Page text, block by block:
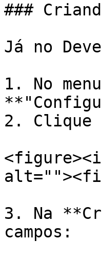
###
Já no
1. No
2. Clique
3. Na
campos: